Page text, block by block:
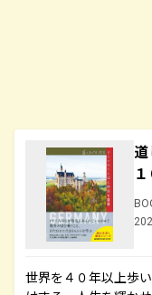
世界を４０年以上歩